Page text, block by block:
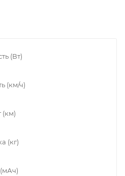
(Вт)
(км/ч)
(км)
(кг)